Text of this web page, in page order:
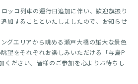
ッコ列車の運行日追加に伴い、歓迎旗振り
加することといたしましたので、お知らせ
グエリアから眺める瀬戸大橋の雄大な景色
望をそれぞれお楽しみいただける「与島P
ください。皆様のご参加を心よりお待ちし